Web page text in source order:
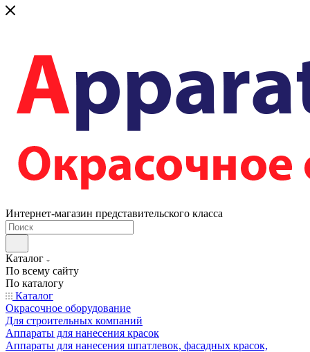
Интернет-магазин представительского класса
Каталог
По всему сайту
По каталогу
Каталог
Окрасочное оборудование
Для строительных компаний
Аппараты для нанесения красок
Аппараты для нанесения шпатлевок, фасадных красок,